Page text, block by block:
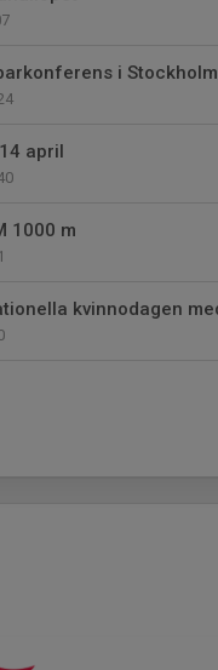
i Stockholm
april
1000 m